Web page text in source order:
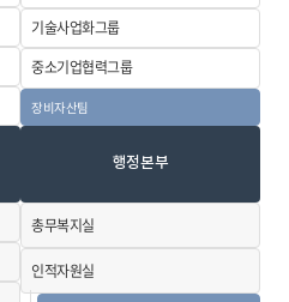
기술사업화그룹
중소기업협력그룹
장비자산팀
행정본부
총무복지실
인적자원실